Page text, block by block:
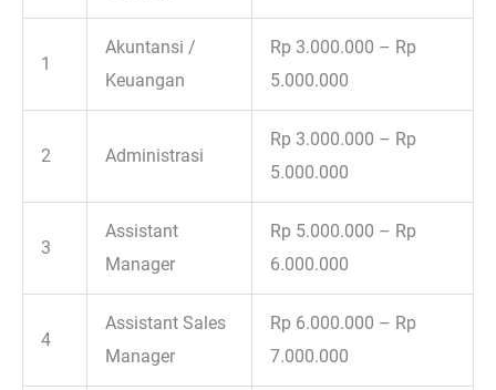
1
Akuntansi /
Keuangan
Rp 3.000.000 – Rp
5.000.000
2 Administrasi
Rp 3.000.000 – Rp
5.000.000
3
Assistant
Manager
Rp 5.000.000 – Rp
6.000.000
4
Assistant Sales
Manager
Rp 6.000.000 – Rp
7.000.000